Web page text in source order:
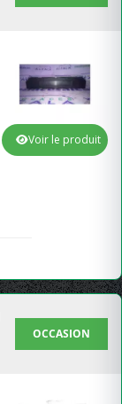
Voir le produit
OCCASION